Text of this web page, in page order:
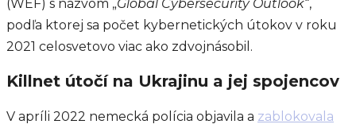
(WEF) s názvom „Global Cybersecurity Outlook“,
podľa ktorej sa počet kybernetických útokov v roku
2021 celosvetovo viac ako zdvojnásobil.
Killnet útočí na Ukrajinu a jej spojencov
V apríli 2022 nemecká polícia objavila a zablokovala